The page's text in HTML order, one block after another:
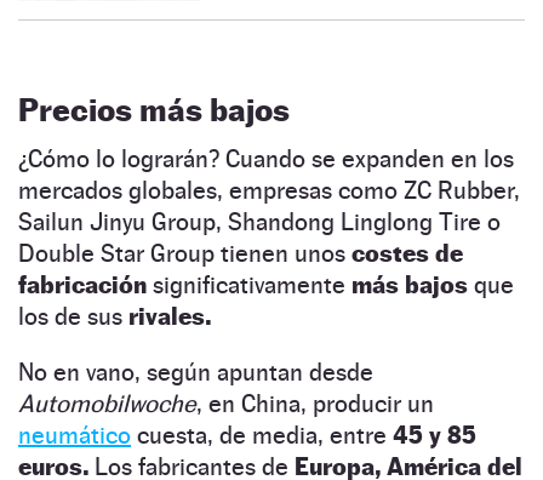
Precios más bajos
¿Cómo lo lograrán? Cuando se expanden en los
mercados globales, empresas como ZC Rubber,
Sailun Jinyu Group, Shandong Linglong Tire o
Double Star Group tienen unos costes de
fabricación significativamente más bajos que
los de sus rivales.
No en vano, según apuntan desde
Automobilwoche, en China, producir un
neumático cuesta, de media, entre 45 y 85
euros. Los fabricantes de Europa, América del